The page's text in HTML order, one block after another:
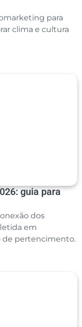
para
clima e cultura
guia para
dos
em
de pertencimento.